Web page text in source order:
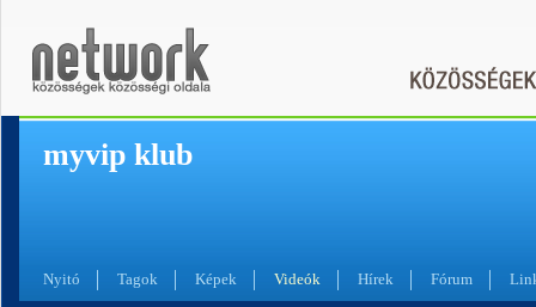
myvip klub
Nyitó Tagok Képek Videók Hírek Fórum